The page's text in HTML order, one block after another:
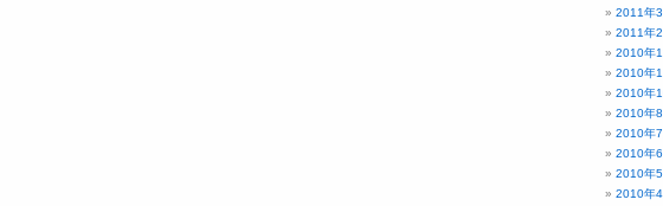
2011年3
2011年2
2010年
2010年
2010年
2010年8
2010年7
2010年6
2010年5
2010年4